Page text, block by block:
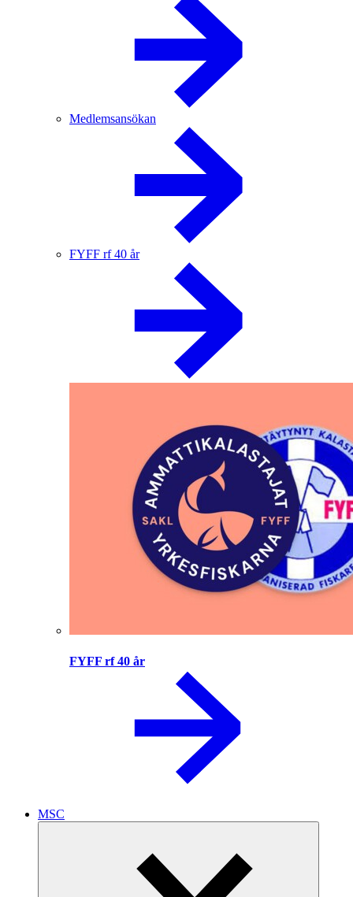
Medlemsansökan
FYFF rf 40 år
FYFF rf 40 år
MSC